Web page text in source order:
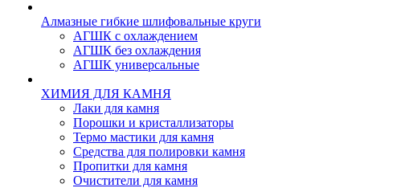
Алмазные гибкие шлифовальные круги
АГШК с охлаждением
АГШК без охлаждения
АГШК универсальные
ХИМИЯ ДЛЯ КАМНЯ
Лаки для камня
Порошки и кристаллизаторы
Термо мастики для камня
Средства для полировки камня
Пропитки для камня
Очистители для камня